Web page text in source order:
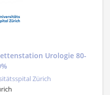
Urologie 80-
Zürich